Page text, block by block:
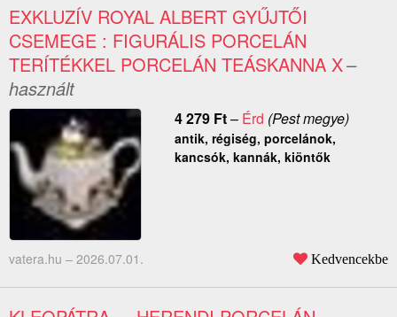
EXKLUZÍV ROYAL ALBERT GYŰJTŐI
CSEMEGE : FIGURÁLIS PORCELÁN
TERÍTÉKKEL PORCELÁN TEÁSKANNA X–
használt
4 279 Ft– Érd (Pest megye)
antik, régiség, porcelánok,
kancsók, kannák, kiöntők
vatera.hu – 2026.07.01. Kedvencekbe